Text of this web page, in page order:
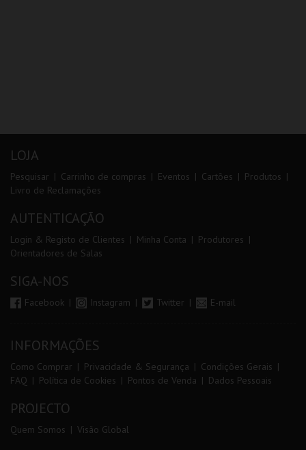
LOJA
Pesquisar Carrinho de compras Eventos Cartões
Produtos
Livro de Reclamações
AUTENTICAÇÃO
Login & Registo de Clientes Minha Conta
Produtores
Orientadores de Salas
SIGA-NOS
Facebook Instagram Twitter E-mail
INFORMAÇÕES
Como Comprar Privacidade & Segurança
Condições Gerais
FAQ
Política de Cookies Pontos de Venda Dados Pessoais
PROJECTO
Quem Somos Visão Global